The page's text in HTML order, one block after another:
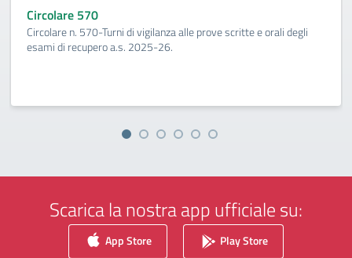
Circolare 570
Circolare n. 570-Turni di vigilanza alle prove scritte e orali degli
esami di recupero a.s. 2025-26.
Scarica la nostra app ufficiale su:
App Store Play Store